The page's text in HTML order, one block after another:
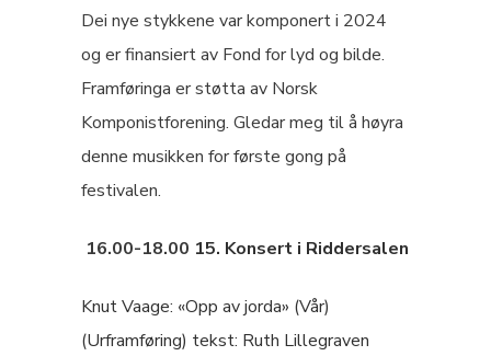
Dei nye stykkene var komponert i 2024
og er finansiert av Fond for lyd og bilde.
Framføringa er støtta av Norsk
Komponistforening. Gledar meg til å høyra
denne musikken for første gong på
festivalen.
16.00-18.00 15. Konsert i Riddersalen
Knut Vaage: «Opp av jorda» (Vår)
(Urframføring) tekst: Ruth Lillegraven